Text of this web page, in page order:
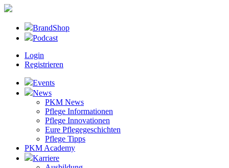
BrandShop
Podcast
Login
Registrieren
Events
News
PKM News
Pflege Informationen
Pflege Innovationen
Eure Pflegegeschichten
Pflege Tipps
PKM Academy
Karriere